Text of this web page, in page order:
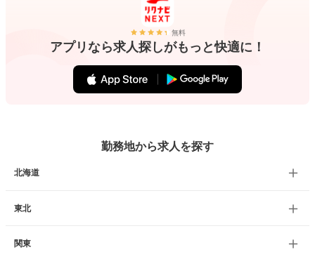
無料
アプリなら求人探しがもっと快適に！
勤務地から求人を探す
北海道
東北
関東